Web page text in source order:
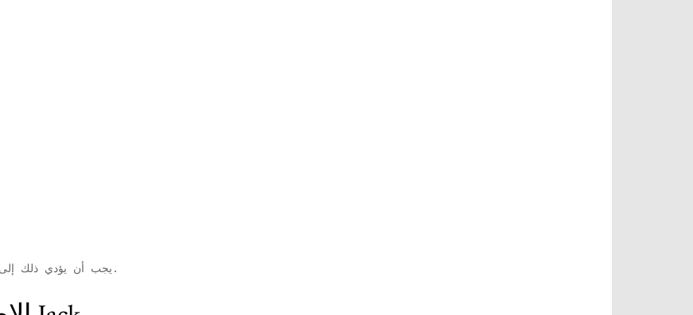
يجب أن يؤدي ذلك إلى إصلاح مشكلة مقبس اللوحة الأمامية التي تواجهها.